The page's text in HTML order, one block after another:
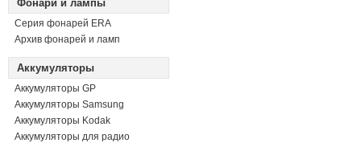
Фонари и лампы
Серия фонарей ERA
Архив фонарей и ламп
Аккумуляторы
Аккумуляторы GP
Аккумуляторы Samsung
Аккумуляторы Kodak
Аккумуляторы для радио